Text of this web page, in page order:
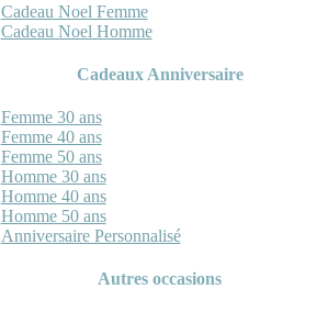
Cadeau Noel Femme
Cadeau Noel Homme
Cadeaux Anniversaire
Femme 30 ans
Femme 40 ans
Femme 50 ans
Homme 30 ans
Homme 40 ans
Homme 50 ans
Anniversaire Personnalisé
Autres occasions